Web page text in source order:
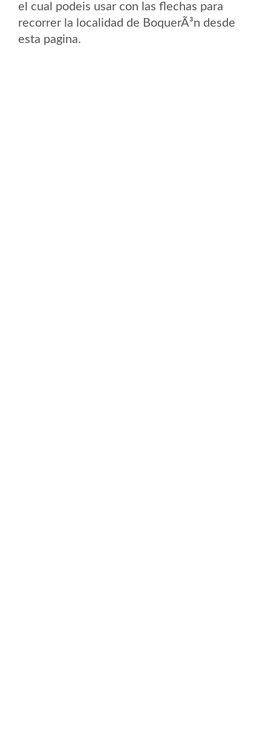
el cual podeis usar con las flechas para
recorrer la localidad de BoquerÃ³n desde
esta pagina.